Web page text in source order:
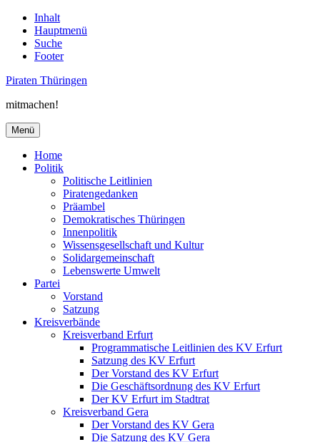
Inhalt
Hauptmenü
Suche
Footer
Piraten Thüringen
mitmachen!
Menü
Home
Politik
Politische Leitlinien
Piratengedanken
Präambel
Demokratisches Thüringen
Innenpolitik
Wissensgesellschaft und Kultur
Solidargemeinschaft
Lebenswerte Umwelt
Partei
Vorstand
Satzung
Kreisverbände
Kreisverband Erfurt
Programmatische Leitlinien des KV Erfurt
Satzung des KV Erfurt
Der Vorstand des KV Erfurt
Die Geschäftsordnung des KV Erfurt
Der KV Erfurt im Stadtrat
Kreisverband Gera
Der Vorstand des KV Gera
Die Satzung des KV Gera